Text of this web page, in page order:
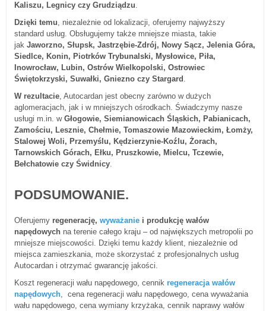
Kaliszu, Legnicy czy Grudziądzu.
Dzięki temu, niezależnie od lokalizacji, oferujemy najwyższy
standard usług. Obsługujemy także mniejsze miasta, takie
jak Jaworzno, Słupsk, Jastrzębie-Zdrój, Nowy Sącz, Jelenia Góra,
Siedlce, Konin, Piotrków Trybunalski, Mysłowice, Piła,
Inowrocław, Lubin, Ostrów Wielkopolski, Ostrowiec
Świętokrzyski, Suwałki, Gniezno czy Stargard .
W rezultacie, Autocardan jest obecny zarówno w dużych
aglomeracjach, jak i w mniejszych ośrodkach. Świadczymy nasze
usługi m.in. w Głogowie, Siemianowicach Śląskich, Pabianicach,
Zamościu, Lesznie, Chełmie, Tomaszowie Mazowieckim, Łomży,
Stalowej Woli, Przemyślu, Kędzierzynie-Koźlu, Żorach,
Tarnowskich Górach, Ełku, Pruszkowie, Mielcu, Tczewie,
Bełchatowie czy Świdnicy.
PODSUMOWANIE.
Oferujemy regenerację, wyważaniei produkcję wałów
napędowychna terenie całego kraju – od największych metropolii po
mniejsze miejscowości. Dzięki temu każdy klient, niezależnie od
miejsca zamieszkania, może skorzystać z profesjonalnych usług
Autocardan i otrzymać gwarancję jakości.
Koszt regeneracji wału napędowego, cennik regeneracja wałów
napędowych, cena regeneracji wału napędowego, cena wyważania
wału napędowego, cena wymiany krzyżaka, cennik naprawy wałów